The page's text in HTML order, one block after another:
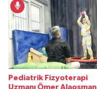
Pediatrik Fizyoterapi
Uzmanı Ömer Alaosman